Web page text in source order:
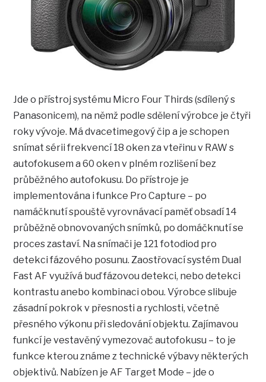
Jde o přístroj systému Micro Four Thirds (sdílený s
Panasonicem), na němž podle sdělení výrobce je čtyři
roky vývoje. Má dvacetimegový čip a je schopen
snímat sérii frekvencí 18 oken za vteřinu v RAW s
autofokusem a 60 oken v plném rozlišení bez
průběžného autofokusu. Do přístroje je
implementována i funkce Pro Capture – po
namáčknutí spouště vyrovnávací paměť obsadí 14
průběžně obnovovaných snímků, po domáčknutí se
proces zastaví. Na snímači je 121 fotodiod pro
detekci fázového posunu. Zaostřovací systém Dual
Fast AF využívá buď fázovou detekci, nebo detekci
kontrastu anebo kombinaci obou. Výrobce slibuje
zásadní pokrok v přesnosti a rychlosti, včetně
přesného výkonu při sledování objektu. Zajímavou
funkcí je vestavěný vymezovač autofokusu – to je
funkce kterou známe z technické výbavy některých
objektivů. Nabízen je AF Target Mode – jde o